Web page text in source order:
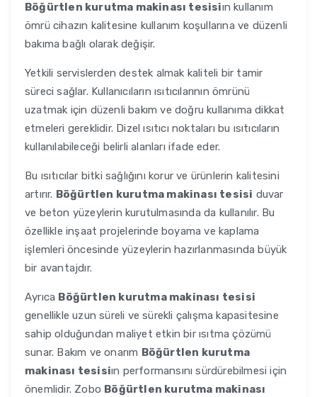
Böğürtlen kurutma makinası tesisiın kullanım
ömrü cihazın kalitesine kullanım koşullarına ve düzenli
bakıma bağlı olarak değişir.
Yetkili servislerden destek almak kaliteli bir tamir
süreci sağlar. Kullanıcıların ısıtıcılarının ömrünü
uzatmak için düzenli bakım ve doğru kullanıma dikkat
etmeleri gereklidir. Dizel ısıtıcı noktaları bu ısıtıcıların
kullanılabileceği belirli alanları ifade eder.
Bu ısıtıcılar bitki sağlığını korur ve ürünlerin kalitesini
artırır. Böğürtlen kurutma makinası tesisi duvar
ve beton yüzeylerin kurutulmasında da kullanılır. Bu
özellikle inşaat projelerinde boyama ve kaplama
işlemleri öncesinde yüzeylerin hazırlanmasında büyük
bir avantajdır.
Ayrıca Böğürtlen kurutma makinası tesisi
genellikle uzun süreli ve sürekli çalışma kapasitesine
sahip olduğundan maliyet etkin bir ısıtma çözümü
sunar. Bakım ve onarım Böğürtlen kurutma
makinası tesisiın performansını sürdürebilmesi için
önemlidir. Zobo Böğürtlen kurutma makinası